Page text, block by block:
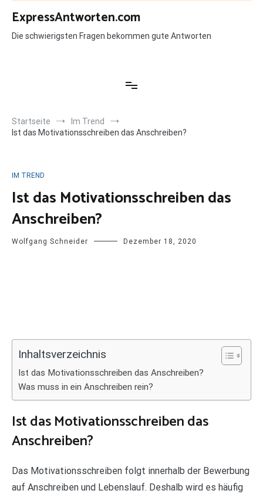
Zum
Inhalt
springen
ExpressAntworten.com
Die schwierigsten Fragen bekommen gute Antworten
Startseite
Im Trend
Ist das Motivationsschreiben das Anschreiben?
IM TREND
Ist das Motivationsschreiben das
Anschreiben?
Wolfgang Schneider Dezember 18, 2020
Inhaltsverzeichnis
Ist das Motivationsschreiben das Anschreiben?
Was muss in ein Anschreiben rein?
Ist das Motivationsschreiben das
Anschreiben?
Das Motivationsschreiben folgt innerhalb der Bewerbung
auf Anschreiben und Lebenslauf. Deshalb wird es häufig